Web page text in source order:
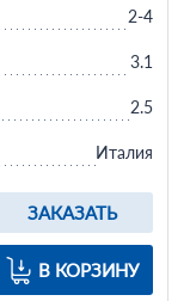
ЗАКАЗАТЬ
В КОРЗИНУ
2-4
3.1
2.5
Италия